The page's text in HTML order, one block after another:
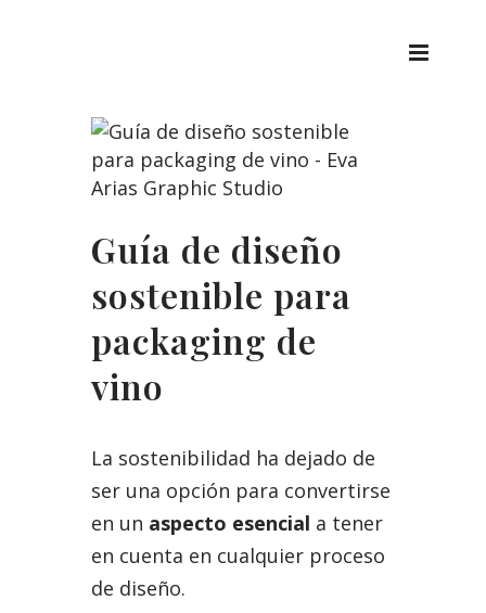
Guía de diseño
sostenible para
packaging de
vino
La sostenibilidad ha dejado de
ser una opción para convertirse
en un aspecto esencial a tener
en cuenta en cualquier proceso
de diseño.